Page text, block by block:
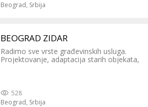
Beograd, Srbija
BEOGRAD ZIDAR
Radimo sve vrste građevinskih usluga.
Projektovanje, adaptacija starih objekata,
528
Beograd, Srbija